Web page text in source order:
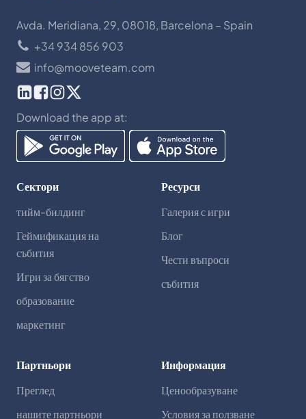
Avda. Meridiana, 29, 08018, Barcelona – Spain
+34 934 856 903
info@mooveteam.com
Download the app at:
Сектори
тийм-билдинг
Геймификация на
събития
Игри за бягство
образование
маркетинг
Ресурси
Галерия с игри
Блог
Чести въпроси
събития
Партньори
Преглед
нашите партньори
Информация
Ценообразуване
Условия за ползване